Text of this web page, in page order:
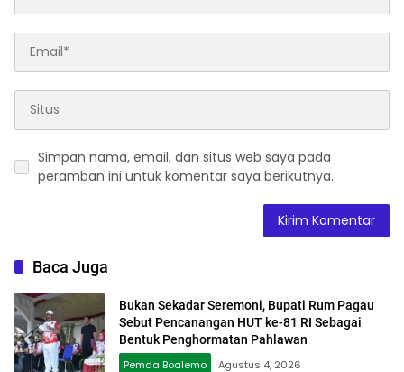
Simpan nama, email, dan situs web saya pada
peramban ini untuk komentar saya berikutnya.
Baca Juga
Bukan Sekadar Seremoni, Bupati Rum Pagau
Sebut Pencanangan HUT ke-81 RI Sebagai
Bentuk Penghormatan Pahlawan
Pemda Boalemo
Agustus 4, 2026